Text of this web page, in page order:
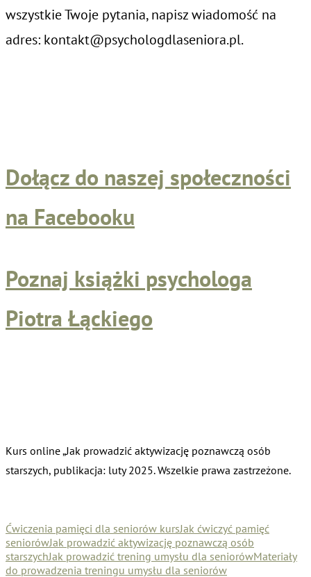
wszystkie Twoje pytania, napisz wiadomość na
adres: kontakt@psychologdlaseniora.pl.
Dołącz do naszej społeczności
na Facebooku
Poznaj książki psychologa
Piotra Łąckiego
Kurs online „Jak prowadzić aktywizację poznawczą osób
starszych, publikacja: luty 2025. Wszelkie prawa zastrzeżone.
Ćwiczenia pamięci dla seniorów kursJak ćwiczyć pamięć
seniorówJak prowadzić aktywizację poznawczą osób
starszychJak prowadzić trening umysłu dla seniorówMateriały
do prowadzenia treningu umysłu dla seniorów